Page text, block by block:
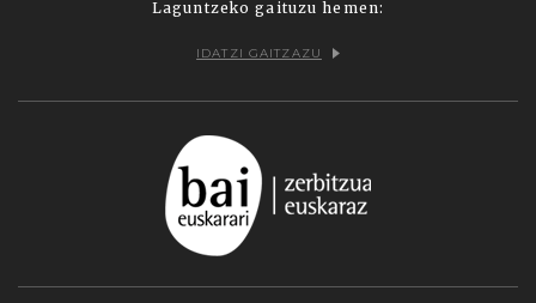
Laguntzeko gaituzu hemen:
IDATZI GAITZAZU